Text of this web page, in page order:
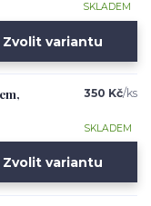
SKLADEM
Zvolit variantu
350 Kč/ks
SKLADEM
Zvolit variantu